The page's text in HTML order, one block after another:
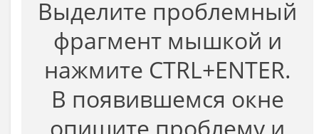
Выделите проблемный
фрагмент мышкой и
нажмите CTRL+ENTER.
В появившемся окне
опишите проблему и